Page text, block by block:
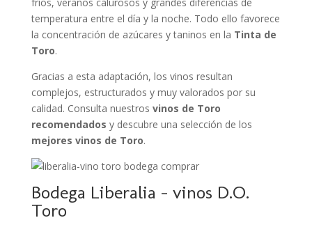
temperatura entre el día y la noche. Todo ello favorece
la concentración de azúcares y taninos en la Tinta de
Toro.
Gracias a esta adaptación, los vinos resultan
complejos, estructurados y muy valorados por su
calidad. Consulta nuestros vinos de Toro
recomendados y descubre una selección de los
mejores vinos de Toro.
Bodega Liberalia – vinos D.O.
Toro